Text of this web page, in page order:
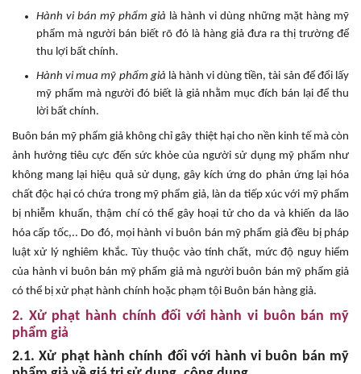
Hành vi bán mỹ phẩm giả là hành vi dùng những mặt hàng mỹ
phẩm mà người bán biết rõ đó là hàng giả đưa ra thị trường để
thu lợi bất chính.
Hành vi mua mỹ phẩm giả là hành vi dùng tiền, tài sản để đổi lấy
mỹ phẩm mà người đó biết là giả nhằm mục đích bán lại để thu
lời bất chính.
Buôn bán mỹ phẩm giả không chỉ gây thiệt hại cho nền kinh tế mà còn
ảnh hưởng tiêu cực đến sức khỏe của người sử dụng mỹ phẩm như
không mang lại hiệu quả sử dụng, gây kích ứng do phản ứng lại hóa
chất độc hại có chứa trong mỹ phẩm giả, làn da tiếp xúc với mỹ phẩm
bị nhiễm khuẩn, thậm chí có thể gây hoại tử cho da và khiến da lão
hóa cấp tốc,.. Do đó, mọi hành vi buôn bán mỹ phẩm giả đều bị pháp
luật xử lý nghiêm khắc. Tùy thuộc vào tính chất, mức độ nguy hiểm
của hành vi buôn bán mỹ phẩm giả mà người buôn bán mỹ phẩm giả
có thể bị xử phạt hành chính hoặc phạm tội Buôn bán hàng giả.
2. Xử phạt hành chính đối với hành vi buôn bán mỹ
phẩm giả
2.1. Xử phạt hành chính đối với hành vi buôn bán mỹ